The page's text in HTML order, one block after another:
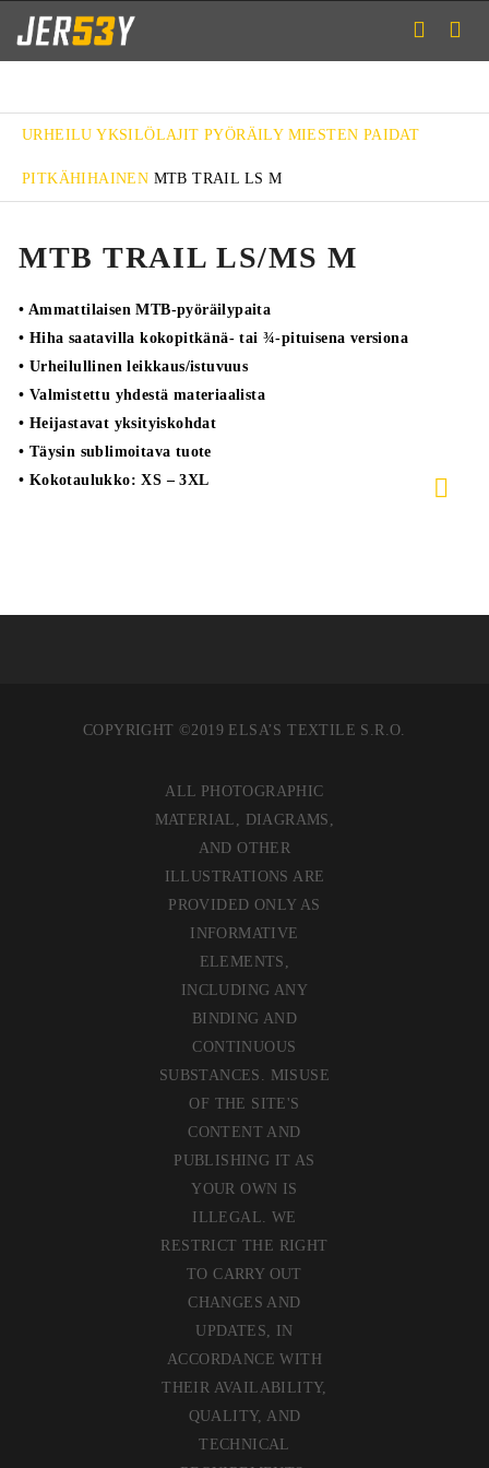
URHEILU YKSILÖLAJIT PYÖRÄILY MIESTEN PAIDAT
PITKÄHIHAINEN MTB TRAIL LS M
MTB TRAIL LS/MS M
• Ammattilaisen MTB-pyöräilypaita
• Hiha saatavilla kokopitkänä- tai ¾-pituisena versiona
• Urheilullinen leikkaus/istuvuus
• Valmistettu yhdestä materiaalista
• Heijastavat yksityiskohdat
• Täysin sublimoitava tuote
• Kokotaulukko: XS – 3XL
COPYRIGHT ©2019 ELSA’S TEXTILE S.R.O.
ALL PHOTOGRAPHIC
MATERIAL, DIAGRAMS,
AND OTHER
ILLUSTRATIONS ARE
PROVIDED ONLY AS
INFORMATIVE
ELEMENTS,
INCLUDING ANY
BINDING AND
CONTINUOUS
SUBSTANCES. MISUSE
OF THE SITE'S
CONTENT AND
PUBLISHING IT AS
YOUR OWN IS
ILLEGAL. WE
RESTRICT THE RIGHT
TO CARRY OUT
CHANGES AND
UPDATES, IN
ACCORDANCE WITH
THEIR AVAILABILITY,
QUALITY, AND
TECHNICAL